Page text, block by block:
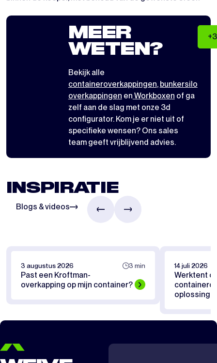
MEER
WETEN?
Bekijk alle
containeroverkappingen, bunkersilo
overkappingen en Workboxen of ga
zelf aan de slag met onze 3d
configurator. Kom je er niet uit of
specifieke wensen? Ons sales
team geeft vrijblijvend advies.
INSPIRATIE
Blogs & videos
3 augustus 2026 3 min
Past een Kroftman-
overkapping op mijn container?
14 juli 2026
Werktent of
oplossing